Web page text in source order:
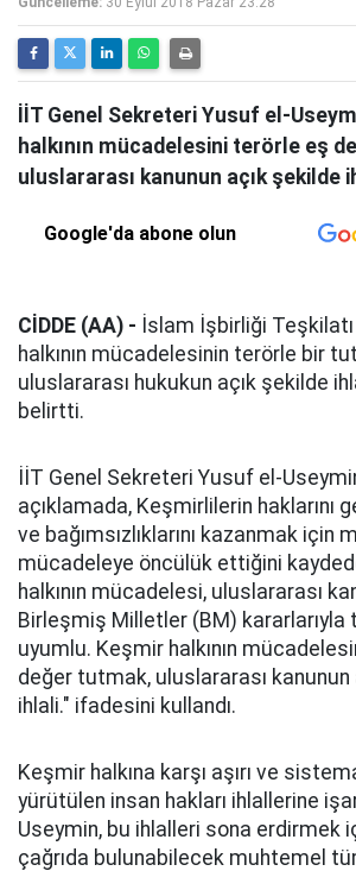
İİT Genel Sekreteri Yusuf el-
halkının mücadelesini terörle eş
uluslararası kanunun açık şekilde
Google'da abone olun
CİDDE (AA) - İslam İşbirliği
halkının mücadelesinin terörle bir
uluslararası hukukun açık şekilde
belirtti.
İİT Genel Sekreteri Yusuf el-
açıklamada, Keşmirlilerin haklarını
ve bağımsızlıklarını kazanmak için
mücadeleye öncülük ettiğini
halkının mücadelesi, uluslararası
Birleşmiş Milletler (BM) kararlarıyla
uyumlu. Keşmir halkının
değer tutmak, uluslararası kanunun
ihlali." ifadesini kullandı.
Keşmir halkına karşı aşırı ve
yürütülen insan hakları ihlallerine
Useymin, bu ihlalleri sona erdirmek
çağrıda bulunabilecek muhtemel